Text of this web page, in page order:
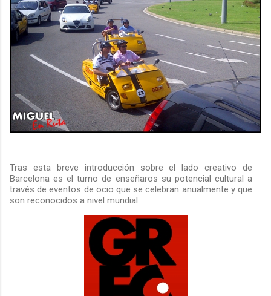
Tras esta breve introducción sobre el lado creativo de
Barcelona es el turno de enseñaros su potencial cultural a
través de eventos de ocio que se celebran anualmente y que
son reconocidos a nivel mundial.